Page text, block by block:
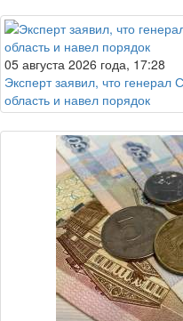
05 августа 2026 года, 17:28
Эксперт заявил, что генерал
область и навел порядок